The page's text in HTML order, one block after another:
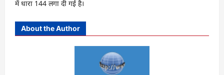
में धारा 144 लगा दी गई है।
About the Author